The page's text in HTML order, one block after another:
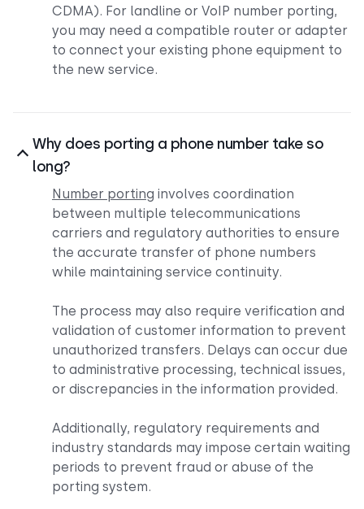
CDMA). For landline or VoIP number porting,
you may need a compatible router or adapter
to connect your existing phone equipment to
the new service.
Why does porting a phone number take so
long?
Number porting involves coordination
between multiple telecommunications
carriers and regulatory authorities to ensure
the accurate transfer of phone numbers
while maintaining service continuity.
The process may also require verification and
validation of customer information to prevent
unauthorized transfers. Delays can occur due
to administrative processing, technical issues,
or discrepancies in the information provided.
Additionally, regulatory requirements and
industry standards may impose certain waiting
periods to prevent fraud or abuse of the
porting system.